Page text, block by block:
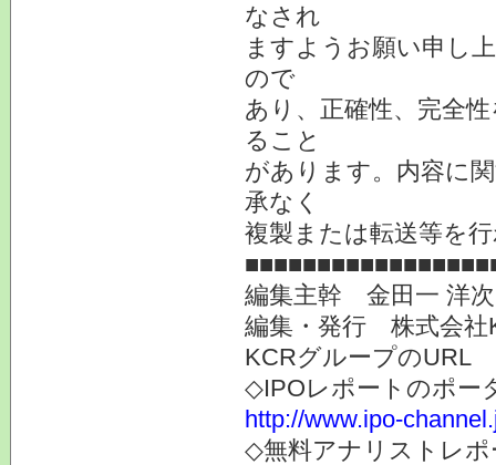
なされ
ますようお願い申し
ので
あり、正確性、完全
ること
があります。内容に
承なく
複製または転送等を
編集主幹 金田一 洋
編集・発行 株式会社
KCRグループのURL
◇IPOレポートのポー
http://www.ipo-
◇無料アナリストレ